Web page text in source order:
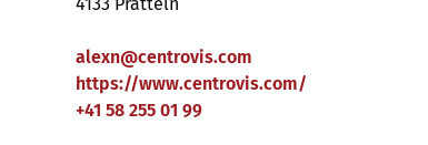
alexn@centrovis.com
https://www.centrovis.com/
+41 58 255 01 99